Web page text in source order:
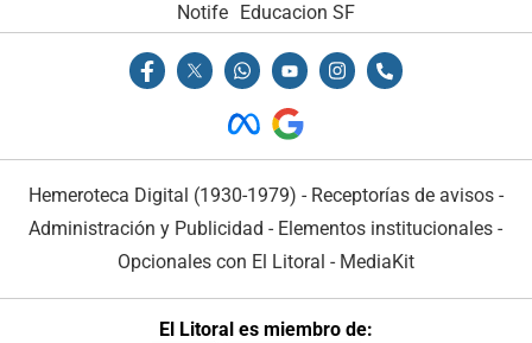
Notife
Educacion SF
Hemeroteca Digital (1930-1979) - Receptorías de avisos -
Administración y Publicidad - Elementos institucionales -
Opcionales con El Litoral - MediaKit
El Litoral es miembro de: